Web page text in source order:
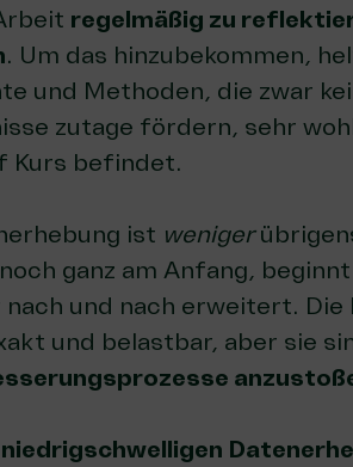
regelmäßig zu
. Um das hinzubekommen,
und Methoden, die zwar
zutage fördern, sehr
Kurs befindet.
ist weniger
ganz am Anfang,
nach und nach erweitert.
und belastbar, aber sie